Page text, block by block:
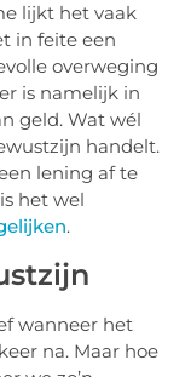
lijkt het vaak
in feite een
overweging
is namelijk in
geld. Wat wél
handelt.
lening af te
het wel
.
wanneer het
na. Maar hoe